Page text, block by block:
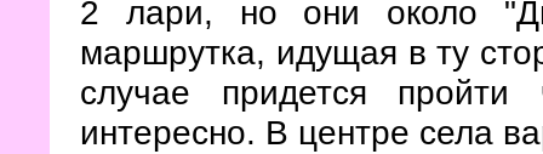
2 лари, но они около
маршрутка, идущая в ту
случае придется
интересно. В центре села